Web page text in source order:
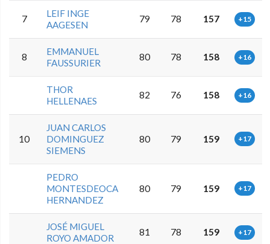
7
LEIF INGE
AAGESEN
79 78 157 +15
8
EMMANUEL
FAUSSURIER
80 78 158 +16
THOR
HELLENAES
82 76 158 +16
10
JUAN CARLOS
DOMINGUEZ
SIEMENS
80 79 159 +17
PEDRO
MONTESDEOCA
HERNANDEZ
80 79 159 +17
JOSÉ MIGUEL
ROYO AMADOR
81 78 159 +17